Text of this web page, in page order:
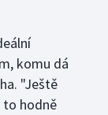
komu dá
"Ještě
to hodně